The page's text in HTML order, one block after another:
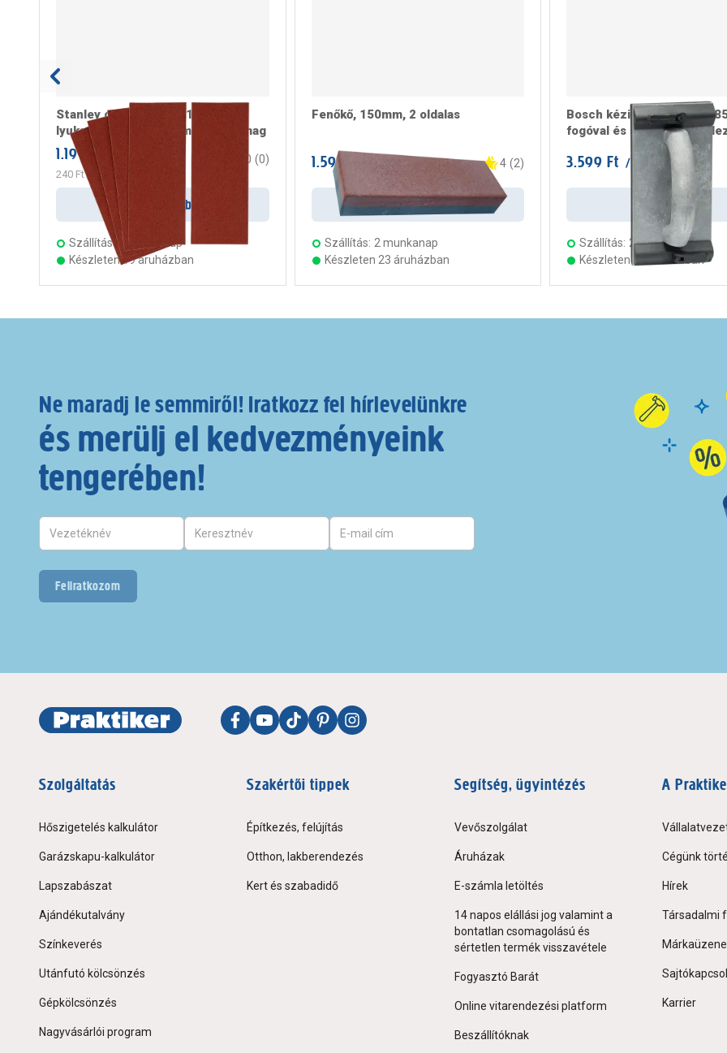
Stanley csiszolópapír 120g nem
lyukasztott 93x230mm 5db/csomag
1.199 Ft / csomag
240 Ft/ darab
0 (0)
Kosárba
Szállítás: 2 munkanap
Készleten 19 áruházban
Fenőkő, 150mm, 2 oldalas
1.599 Ft / darab 4 (2)
Kosárba
Szállítás: 2 munkanap
Készleten 23 áruházban
Bosch kézi csiszoló
fogóval és
3.599 Ft / darab
Kosárba
Szállítás: 2 munkanap
Készleten 17 áruházban
Ne maradj le semmiről! Iratkozz fel hírlevelünkre
és merülj el kedvezményeink
tengerében!
Feliratkozom
Szolgáltatás
Hőszigetelés kalkulátor
Garázskapu-kalkulátor
Lapszabászat
Ajándékutalvány
Színkeverés
Utánfutó kölcsönzés
Gépkölcsönzés
Nagyvásárlói program
Szakértői tippek
Építkezés, felújítás
Otthon, lakberendezés
Kert és szabadidő
Segítség, ügyintézés
Vevőszolgálat
Áruházak
E-számla letöltés
14 napos elállási jog valamint a
bontatlan csomagolású és
sértetlen termék visszavétele
Fogyasztó Barát
Online vitarendezési platform
Beszállítóknak
A
Cégünk
Hírek
Társadalmi
Karrier